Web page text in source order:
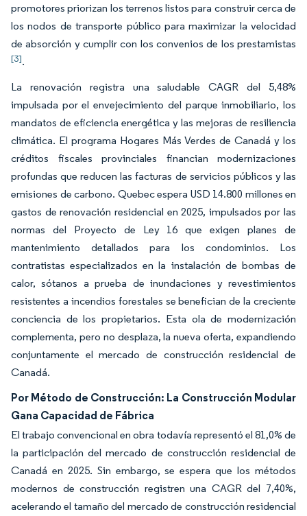
promotores priorizan los terrenos listos para construir cerca de
los nodos de transporte público para maximizar la velocidad
de absorción y cumplir con los convenios de los prestamistas
[3].
La renovación registra una saludable CAGR del 5,48%
impulsada por el envejecimiento del parque inmobiliario, los
mandatos de eficiencia energética y las mejoras de resiliencia
climática. El programa Hogares Más Verdes de Canadá y los
créditos fiscales provinciales financian modernizaciones
profundas que reducen las facturas de servicios públicos y las
emisiones de carbono. Quebec espera USD 14.800 millones en
gastos de renovación residencial en 2025, impulsados por las
normas del Proyecto de Ley 16 que exigen planes de
mantenimiento detallados para los condominios. Los
contratistas especializados en la instalación de bombas de
calor, sótanos a prueba de inundaciones y revestimientos
resistentes a incendios forestales se benefician de la creciente
conciencia de los propietarios. Esta ola de modernización
complementa, pero no desplaza, la nueva oferta, expandiendo
conjuntamente el mercado de construcción residencial de
Canadá.
Por Método de Construcción: La Construcción Modular
Gana Capacidad de Fábrica
El trabajo convencional en obra todavía representó el 81,0% de
la participación del mercado de construcción residencial de
Canadá en 2025. Sin embargo, se espera que los métodos
modernos de construcción registren una CAGR del 7,40%,
acelerando el tamaño del mercado de construcción residencial